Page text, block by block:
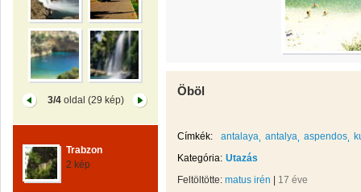
3/4oldal (29 kép)
Trabzon
2 kép
Öböl
Címkék: antalaya antalya aspendos
Kategória: Utazás
Feltöltötte: matus irén
17 éve